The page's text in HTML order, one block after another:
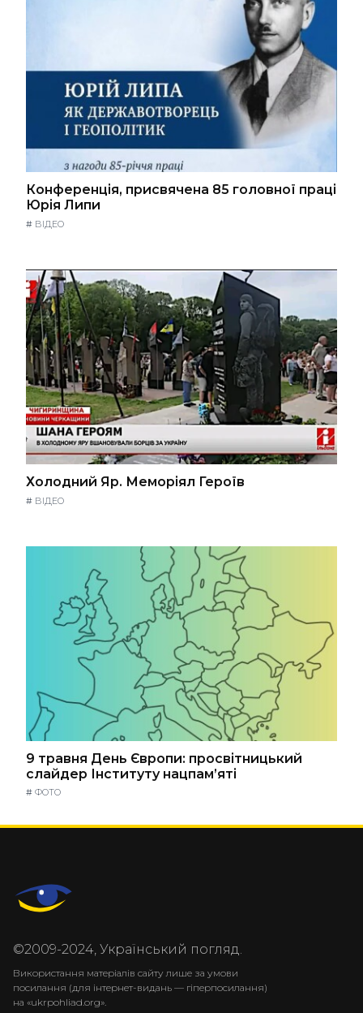
Конференція, присвячена 85 головної праці
Юрія Липи
# ВІДЕО
Холодний Яр. Меморіял Героїв
# ВІДЕО
9 травня День Європи: просвітницький
слайдер Інституту нацпам’яті
# ФОТО
©2009-2024, Український погляд.
Використання матеріалів сайту лише за умови
посилання (для інтернет-видань — гіперпосилання)
на «ukrpohliad.org».